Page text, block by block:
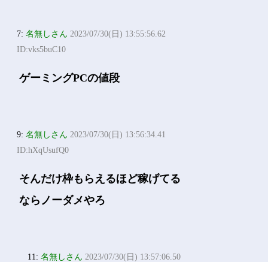
7:名無しさん 2023/07/30(日) 13:55:56.62
ID:vks5buC10
ゲーミングPCの値段
9:名無しさん 2023/07/30(日) 13:56:34.41
ID:hXqUsufQ0
そんだけ枠もらえるほど稼げてる
ならノーダメやろ
11:名無しさん 2023/07/30(日) 13:57:06.50